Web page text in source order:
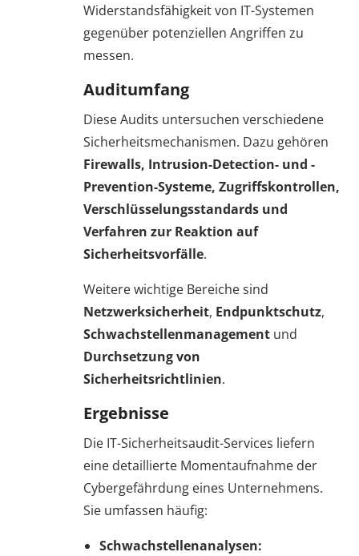
Widerstandsfähigkeit von IT-Systemen
gegenüber potenziellen Angriffen zu
messen.
Auditumfang
Diese Audits untersuchen verschiedene
Sicherheitsmechanismen. Dazu gehören
Firewalls, Intrusion-Detection- und -
Prevention-Systeme, Zugriffskontrollen,
Verschlüsselungsstandards und
Verfahren zur Reaktion auf
Sicherheitsvorfälle.
Weitere wichtige Bereiche sind
Netzwerksicherheit, Endpunktschutz,
Schwachstellenmanagement und
Durchsetzung von
Sicherheitsrichtlinien.
Ergebnisse
Die IT-Sicherheitsaudit-Services liefern
eine detaillierte Momentaufnahme der
Cybergefährdung eines Unternehmens.
Sie umfassen häufig:
Schwachstellenanalysen: